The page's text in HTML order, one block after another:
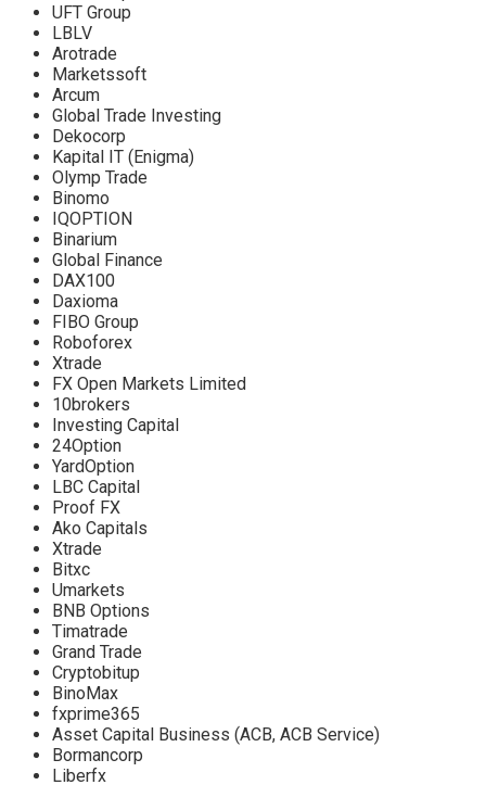
UFT Group
LBLV
Arotrade
Marketssoft
Arcum
Global Trade Investing
Dekocorp
Kapital IT (Enigma)
Olymp Trade
Binomo
IQOPTION
Binarium
Global Finance
DAX100
Daxioma
FIBO Group
Roboforex
Хtrade
FX Open Markets Limited
10brokers
Investing Capital
24Option
YardOption
LBC Capital
Proof FX
Ako Capitals
Xtrade
Bitxc
Umarkets
BNB Options
Timatrade
Grand Trade
Cryptobitup
BinoMax
fxprime365
Asset Capital Business (ACB, ACB Service)
Bormancorp
Liberfx